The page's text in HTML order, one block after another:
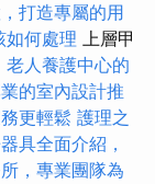
打造專屬的用
如何處理 上層甲
老人養護中心的
的室內設計推
更輕鬆 護理之
具全面介紹，
，專業團隊為